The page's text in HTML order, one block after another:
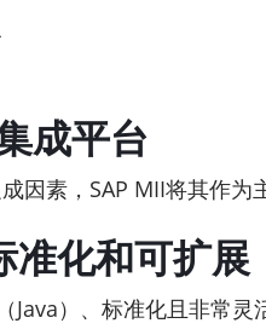
成平台
因素，SAP MII将其作
准化和可扩展
Java）、标准化且非常